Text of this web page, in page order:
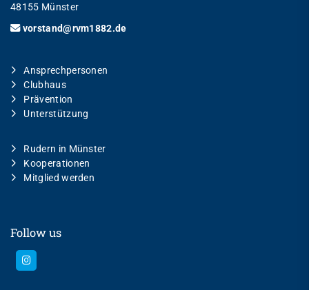
48155 Münster
vorstand@rvm1882.de
Ansprechpersonen
Clubhaus
Prävention
Unterstützung
Rudern in Münster
Kooperationen
Mitglied werden
Follow us